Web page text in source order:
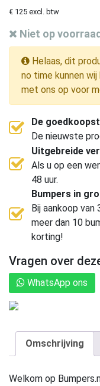
€ 125 excl. btw
Niet op voorraad
Helaas, dit
no time kunnen
met ons op voor
De
De nieuwste
Uitgebreide
Als u op een
48 uur.
Bumpers in
Bij aankoop
meer dan 10
korting!
Vragen over
WhatsApp ons
Omschrijving
Welkom op